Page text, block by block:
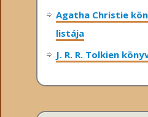
Agatha Christie
listája
J. R. R. Tolkien